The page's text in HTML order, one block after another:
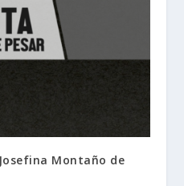
Montaño de